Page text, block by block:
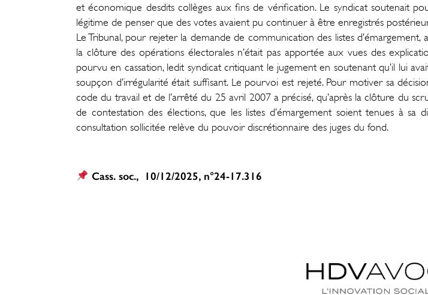
et économique desdits collèges aux fins de vérification. Le syndicat soutenait
légitime de penser que des votes avaient pu continuer à être enregistrés
Le Tribunal, pour rejeter la demande de communication des listes
la clôture des opérations électorales n’était pas apportée aux vues des
pourvu en cassation, ledit syndicat critiquant le jugement en soutenant qu’il lui
soupçon d’irrégularité était suffisant. Le pourvoi est rejeté. Pour motiver sa
code du travail et de l’arrêté du 25 avril 2007 a précisé, qu’après la clôture du
de contestation des élections, que les listes d’émargement soient tenues à sa
consultation sollicitée relève du pouvoir discrétionnaire des juges du fond.
Cass. soc., 10/12/2025, n°24-17.316